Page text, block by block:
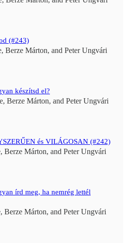
(#243)
, Berze Márton, and Peter Ungvári
készítsd el?
, Berze Márton, and Peter Ungvári
és VILÁGOSAN (#242)
, Berze Márton, and Peter Ungvári
írd meg, ha nemrég lettél
, Berze Márton, and Peter Ungvári